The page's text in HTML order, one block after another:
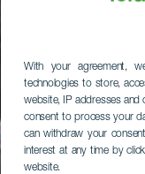
With your agreement,
technologies to store,
website, IP addresses and
consent to process your
can withdraw your
interest at any time by
website.